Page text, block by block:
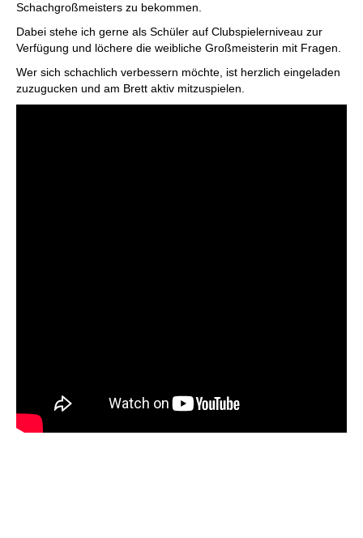
Schachgroßmeisters zu bekommen.
Dabei stehe ich gerne als Schüler auf Clubspielerniveau zur
Verfügung und löchere die weibliche Großmeisterin mit Fragen.
Wer sich schachlich verbessern möchte, ist herzlich eingeladen
zuzugucken und am Brett aktiv mitzuspielen.